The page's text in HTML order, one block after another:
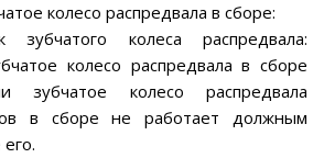
колесо распредвала в сборе:
зубчатого колеса распредвала:
колесо распредвала в сборе
зубчатое колесо распредвала
в сборе не работает должным